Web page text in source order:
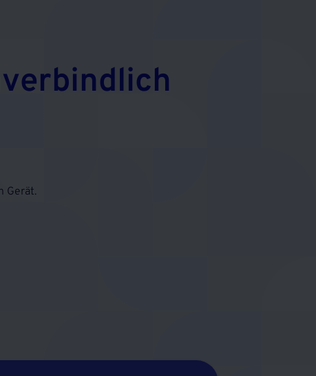
Gerät.